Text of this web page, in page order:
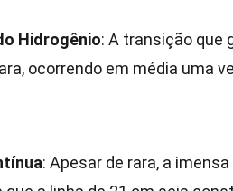
Hidrogênio: A transição que
ocorrendo em média uma
: Apesar de rara, a imensa